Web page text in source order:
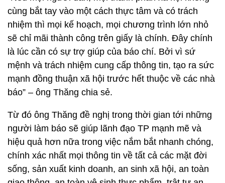
cùng bắt tay vào một cách thực tâm và có trách
nhiệm thì mọi kế hoạch, mọi chương trình lớn nhỏ
sẽ chỉ mãi thành công trên giấy là chính. Đây chính
là lúc cần có sự trợ giúp của báo chí. Bởi vì sứ
mệnh và trách nhiệm cung cấp thông tin, tạo ra sức
mạnh đồng thuận xã hội trước hết thuộc về các nhà
báo” – ông Thăng chia sẻ.
Từ đó ông Thăng đề nghị trong thời gian tới những
người làm báo sẽ giúp lãnh đạo TP mạnh mẽ và
hiệu quả hơn nữa trong việc nắm bắt nhanh chóng,
chính xác nhất mọi thông tin về tất cả các mặt đời
sống, sản xuất kinh doanh, an sinh xã hội, an toàn